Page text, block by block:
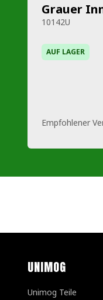
Grauer
10142U
AUF LAGER
Empfohlener
UNIMOG
Unimog Teile